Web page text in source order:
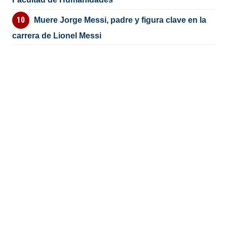
Muere Jorge Messi, padre y figura clave en la
carrera de Lionel Messi